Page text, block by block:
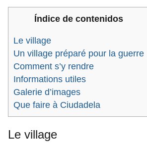
Índice de contenidos
Le village
Un village préparé pour la guerre
Comment s’y rendre
Informations utiles
Galerie d’images
Que faire à Ciudadela
Le village